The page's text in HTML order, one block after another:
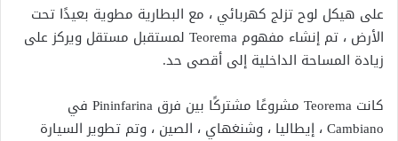
على هيكل لوح تزلج كهربائي ، مع البطارية مطوية بعيدًا تحت
الأرض ، تم إنشاء مفهوم Teorema لمستقبل مستقل ويركز على
زيادة المساحة الداخلية إلى أقصى حد.
كانت Teorema مشروعًا مشتركًا بين فرق Pininfarina في
Cambiano ، إيطاليا ، وشنغهاي ، الصين ، وتم تطوير السيارة